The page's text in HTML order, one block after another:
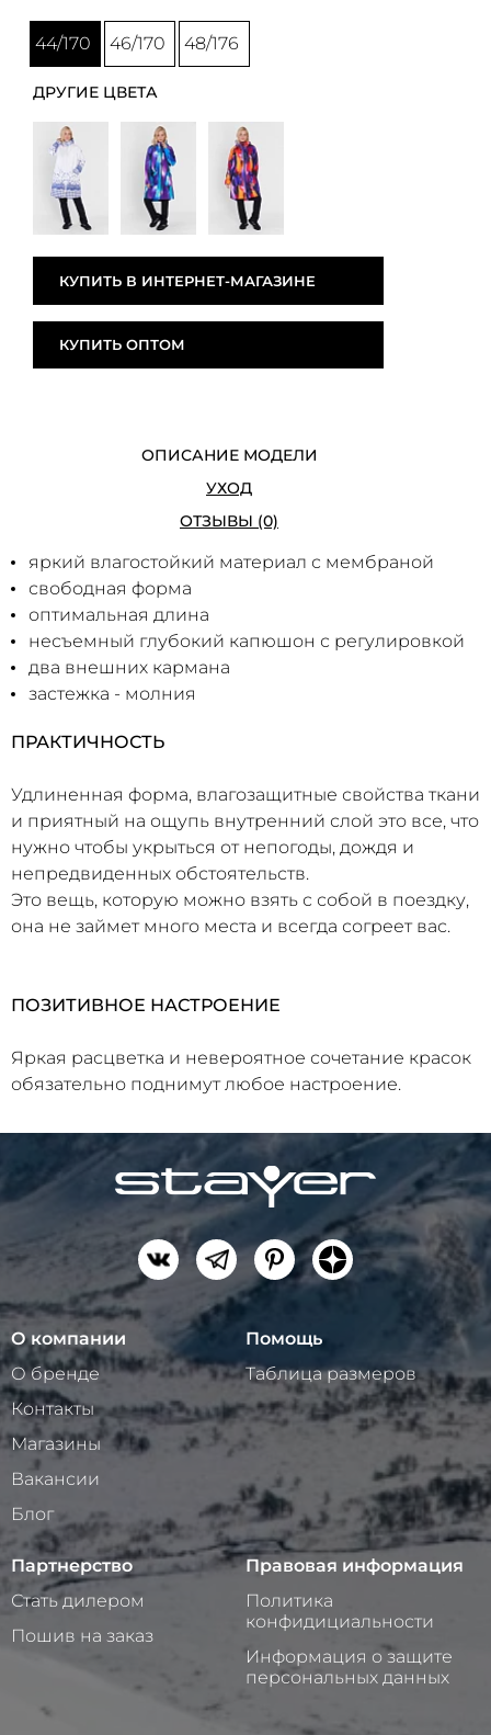
44/170 46/170 48/176
ДРУГИЕ ЦВЕТА
КУПИТЬ В ИНТЕРНЕТ-МАГАЗИНЕ
КУПИТЬ ОПТОМ
ОПИСАНИЕ МОДЕЛИ
УХОД
ОТЗЫВЫ (0)
яркий влагостойкий материал с мембраной
свободная форма
оптимальная длина
несъемный глубокий капюшон с регулировкой
два внешних кармана
застежка - молния
ПРАКТИЧНОСТЬ
Удлиненная форма, влагозащитные свойства ткани
и приятный на ощупь внутренний слой это все, что
нужно чтобы укрыться от непогоды, дождя и
непредвиденных обстоятельств.
Это вещь, которую можно взять с собой в поездку,
она не займет много места и всегда согреет вас.
ПОЗИТИВНОЕ НАСТРОЕНИЕ
Яркая расцветка и невероятное сочетание красок
обязательно поднимут любое настроение.
О компании
О бренде
Контакты
Магазины
Вакансии
Блог
Помощь
Таблица размеров
Партнерство
Стать дилером
Пошив на заказ
Правовая информация
Политика
конфидициальности
Информация о защите
персональных данных